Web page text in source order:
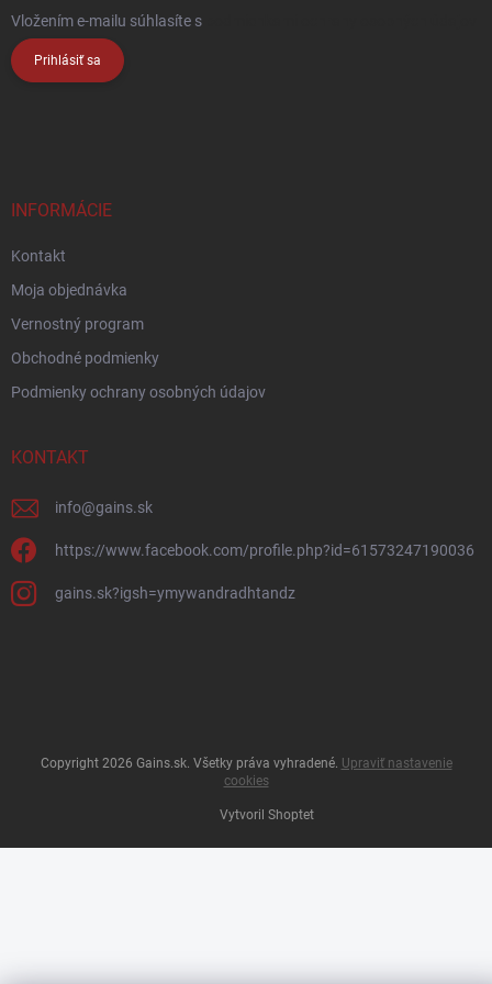
Vložením e-mailu súhlasíte s
Prihlásiť sa
INFORMÁCIE
Kontakt
Moja objednávka
Vernostný program
Obchodné podmienky
Podmienky ochrany osobných údajov
KONTAKT
info@gains.sk
https://www.facebook.com/profile.php?id=61573247190036
gains.sk?igsh=ymywandradhtandz
Vytvoril Shoptet
Copyright 2026 Gains.sk. Všetky práva vyhradené. Upraviť nastavenie
cookies